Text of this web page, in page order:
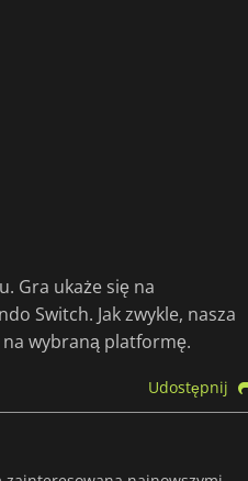
Gra ukaże się na
Switch. Jak zwykle, nasza
na wybraną platformę.
Udostępnij